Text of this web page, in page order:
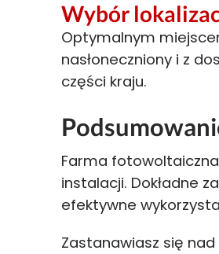
Wybór
Optymalnym
nasłoneczniony i z
części kraju.
Farma
instalacji. Dokładne
efektywne
Zastanawiasz się